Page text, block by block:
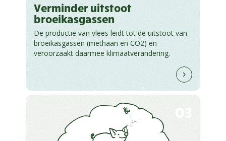
Verminder uitstoot
broeikasgassen
De productie van vlees leidt tot de uitstoot van
broeikasgassen (methaan en CO2) en
veroorzaakt daarmee klimaatverandering.
03